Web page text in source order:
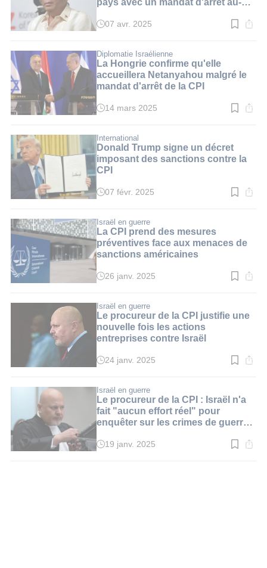
Temps
:
4
min.
07 avr. 2025
Diplomatie Israélienne
La Hongrie confirme qu'elle
accueillera Netanyahou malgré le
mandat d'arrêt de la CPI
Temps
:
2
min.
14 mars 2025
International
Donald Trump signe un décret
imposant des sanctions contre la
CPI
Temps
:
2
min.
07 févr. 2025
Israël en guerre
La CPI prend des mesures
préventives face aux menaces de
sanctions américaines
Temps
:
2
min.
26 janv. 2025
Israël en guerre
Le procureur de la CPI justifie une
nouvelle fois les actions
entreprises contre Israël
Temps
:
3
min.
24 janv. 2025
Israël en guerre
Le procureur de la CPI : Israël n'a
fait "aucun effort réel" pour
enquêter sur les crimes de guerre
Temps
19 janv. 2025